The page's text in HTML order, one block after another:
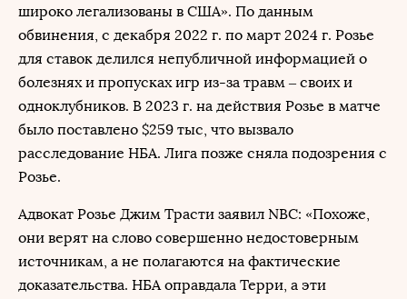
широко легализованы в США». По данным
обвинения, с декабря 2022 г. по март 2024 г. Розье
для ставок делился непубличной информацией о
болезнях и пропусках игр из-за травм – своих и
одноклубников. В 2023 г. на действия Розье в матче
было поставлено $259 тыс, что вызвало
расследование НБА. Лига позже сняла подозрения с
Розье.
Адвокат Розье Джим Трасти заявил NBC: «Похоже,
они верят на слово совершенно недостоверным
источникам, а не полагаются на фактические
доказательства. НБА оправдала Терри, а эти